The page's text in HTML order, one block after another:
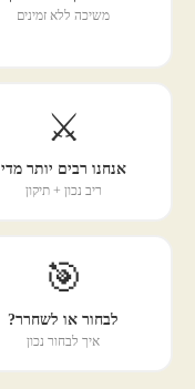
משיכה ללא זמינים
⚔️
אנחנו רבים יותר מדי
ריב נכון + תיקון
🎯
לבחור או לשחרר?
איך לבחור נכון